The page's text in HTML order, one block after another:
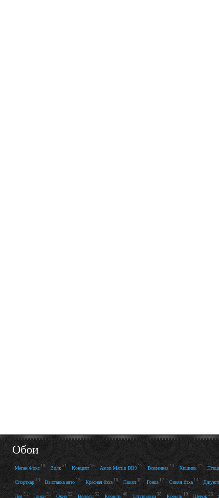
Обои
Меган Фокс 18 Волк 51 Концепт 15 Aston Martin DB9 12 Вселенная 13 Хищник 41 Птица
Спорткар 43 Выставка авто 13 Красная бэха 16 Пикап 39 Гонка 17 Синяя бэха 14
Лев 51 Гонки 31 Окно 22 Волосы 52 Кровать 48 Татуировка 38 Кремль 19 Щенок 26